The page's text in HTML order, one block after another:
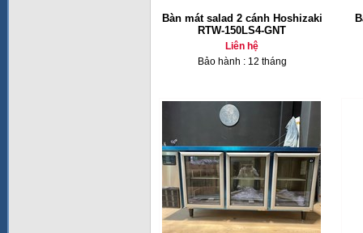
Bàn mát salad 2 cánh Hoshizaki
RTW-150LS4-GNT
Liên hệ
Bảo hành : 12 tháng